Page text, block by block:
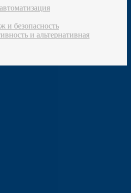
и безопасность
и альтернативная